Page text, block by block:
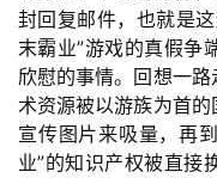
封回复邮件，也就是
末霸业”游戏的真假争
欣慰的事情。回想一
术资源被以游族为首
宣传图片来吸量，再
业”的知识产权被直接